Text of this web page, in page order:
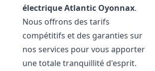
électrique Atlantic Oyonnax.
Nous offrons des tarifs
compétitifs et des garanties sur
nos services pour vous apporter
une totale tranquillité d'esprit.